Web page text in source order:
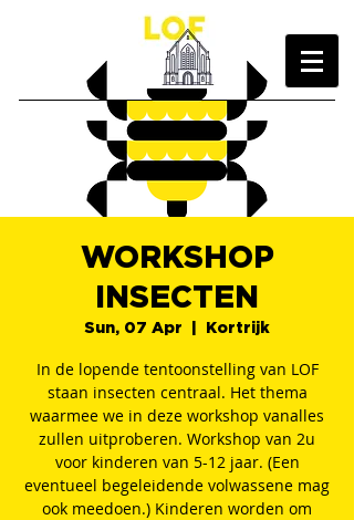
WORKSHOP
INSECTEN
Sun, 07 Apr Kortrijk
In de lopende tentoonstelling van LOF
staan insecten centraal. Het thema
waarmee we in deze workshop vanalles
zullen uitproberen. Workshop van 2u
voor kinderen van 5-12 jaar. (Een
eventueel begeleidende volwassene mag
ook meedoen.) Kinderen worden om